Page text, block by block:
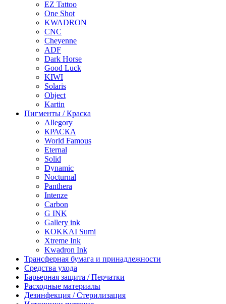
EZ Tattoo
One Shot
KWADRON
CNC
Cheyenne
ADF
Dark Horse
Good Luck
KIWI
Solaris
Object
Kartin
Пигменты / Краска
Allegory
КРАСКА
World Famous
Eternal
Solid
Dynamic
Nocturnal
Panthera
Intenze
Carbon
G INK
Gallery ink
KOKKAI Sumi
Xtreme Ink
Kwadron Ink
Трансферная бумага и принадлежности
Средства ухода
Барьерная защита / Перчатки
Расходные материалы
Дезинфекция / Стерилизация